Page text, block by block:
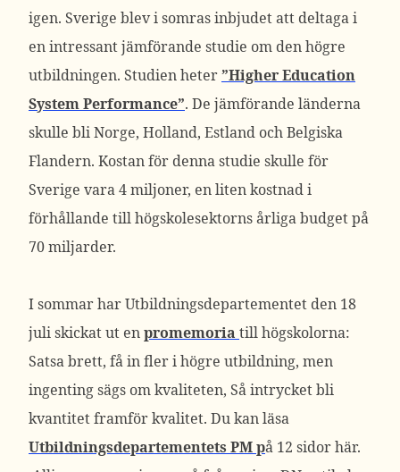
igen. Sverige blev i somras inbjudet att deltaga i
en intressant jämförande studie om den högre
utbildningen. Studien heter”Higher Education
System Performance”. De jämförande länderna
skulle bli Norge, Holland, Estland och Belgiska
Flandern. Kostan för denna studie skulle för
Sverige vara 4 miljoner, en liten kostnad i
förhållande till högskolesektorns årliga budget på
70 miljarder.
I sommar har Utbildningsdepartementet den 18
juli skickat ut enpromemoria till högskolorna:
Satsa brett, få in fler i högre utbildning, men
ingenting sägs om kvaliteten, Så intrycket bli
kvantitet framför kvalitet. Du kan läsa
Utbildningsdepartementets PM på 12 sidor här.